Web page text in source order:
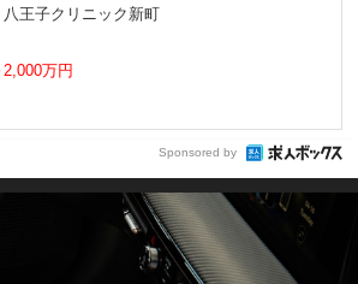
王子クリニック新町
万円
Sponsored by